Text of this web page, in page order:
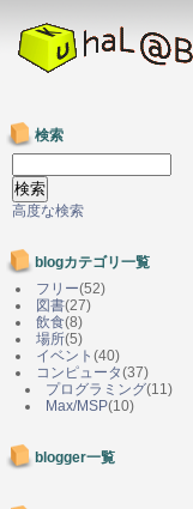
検索
高度な検索
blogカテゴリ一覧
フリー(52)
図書(27)
飲食(8)
場所(5)
イベント (40)
コンピュータ(37)
プログラミング(11)
Max/MSP(10)
blogger一覧